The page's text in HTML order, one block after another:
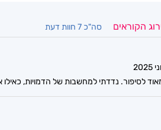
הקוראים סה"כ 7 חוות דעת
לסיפור. נדדתי למחשבות של הדמויות,